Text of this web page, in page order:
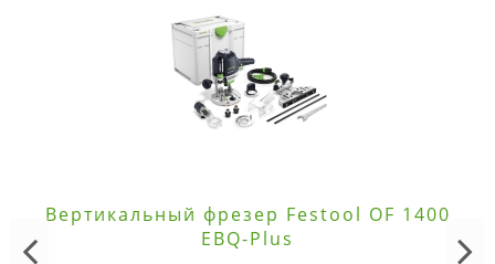
Вертикальный фрезер Festool OF 1400
EBQ-Plus